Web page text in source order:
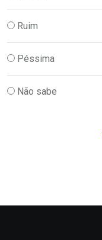
Ruim
Péssima
Não sabe